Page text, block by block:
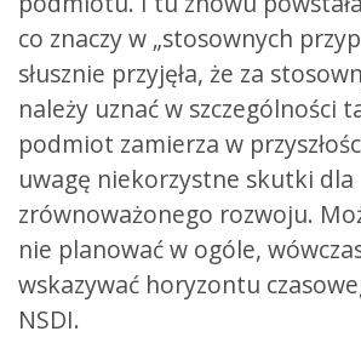
co znaczy w „stosownych
słusznie przyjęła, że za
należy uznać w szczególności
podmiot zamierza w
uwagę niekorzystne skutki dla
zrównoważonego rozwoju.
nie planować w ogóle,
wskazywać horyzontu
NSDI.